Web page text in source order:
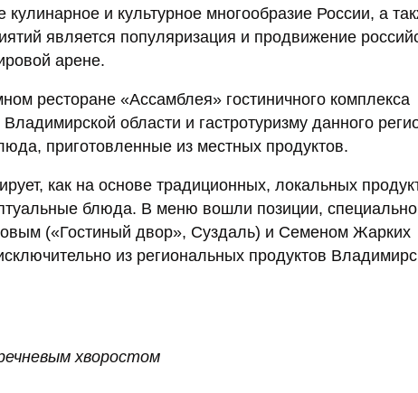
и культурное многообразие России, а
является популяризация и продвижение
арене.
ресторане «Ассамблея» гостиничного комплекса
области и гастротуризму данного
приготовленные из местных продуктов.
как на основе традиционных, локальных
блюда. В меню вошли позиции, специально
(«Гостиный двор», Суздаль) и Семеном Жарких
из региональных продуктов
хворостом